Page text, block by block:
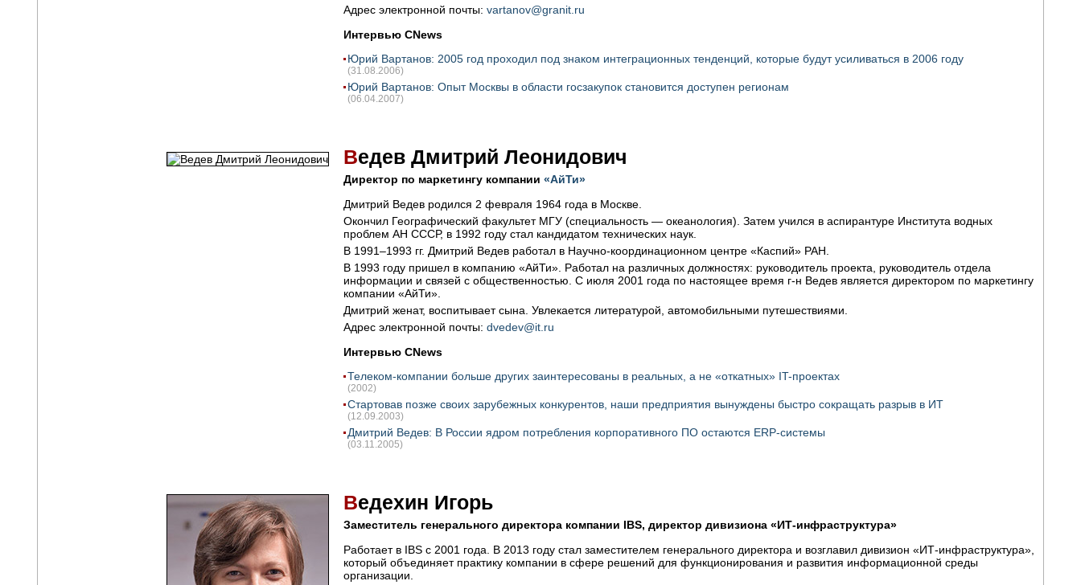
Адрес электронной почты: vartanov@granit.ru
Интервью CNews
Юрий Вартанов: 2005 год проходил под знаком интеграционных тенденций, которые будут усиливаться в 2006 году
(31.08.2006)
Юрий Вартанов: Опыт Москвы в области госзакупок становится доступен регионам
(06.04.2007)
Ведев Дмитрий Леонидович
Директор по маркетингу компании «АйТи»
Дмитрий Ведев родился 2 февраля 1964 года в Москве.
Окончил Географический факультет МГУ (специальность — океанология). Затем учился в аспирантуре Института водных
проблем АН СССР, в 1992 году стал кандидатом технических наук.
В 1991–1993 гг. Дмитрий Ведев работал в Научно-координационном центре «Каспий» РАН.
В 1993 году пришел в компанию «АйТи». Работал на различных должностях: руководитель проекта, руководитель отдела
информации и связей с общественностью. С июля 2001 года по настоящее время г-н Ведев является директором по маркетингу
компании «АйТи».
Дмитрий женат, воспитывает сына. Увлекается литературой, автомобильными путешествиями.
Адрес электронной почты: dvedev@it.ru
Интервью CNews
Телеком-компании больше других заинтересованы в реальных, а не «откатных» IT-проектах
(2002)
Стартовав позже своих зарубежных конкурентов, наши предприятия вынуждены быстро сокращать разрыв в ИТ
(12.09.2003)
Дмитрий Ведев: В России ядром потребления корпоративного ПО остаются ERP-системы
(03.11.2005)
Ведехин Игорь
Заместитель генерального директора компании IBS, директор дивизиона «ИТ-инфраструктура»
Работает в IBS c 2001 года. В 2013 году стал заместителем генерального директора и возглавил дивизион «ИТ-инфраструктура»,
который объединяет практику компании в сфере решений для функционирования и развития информационной среды
организации.